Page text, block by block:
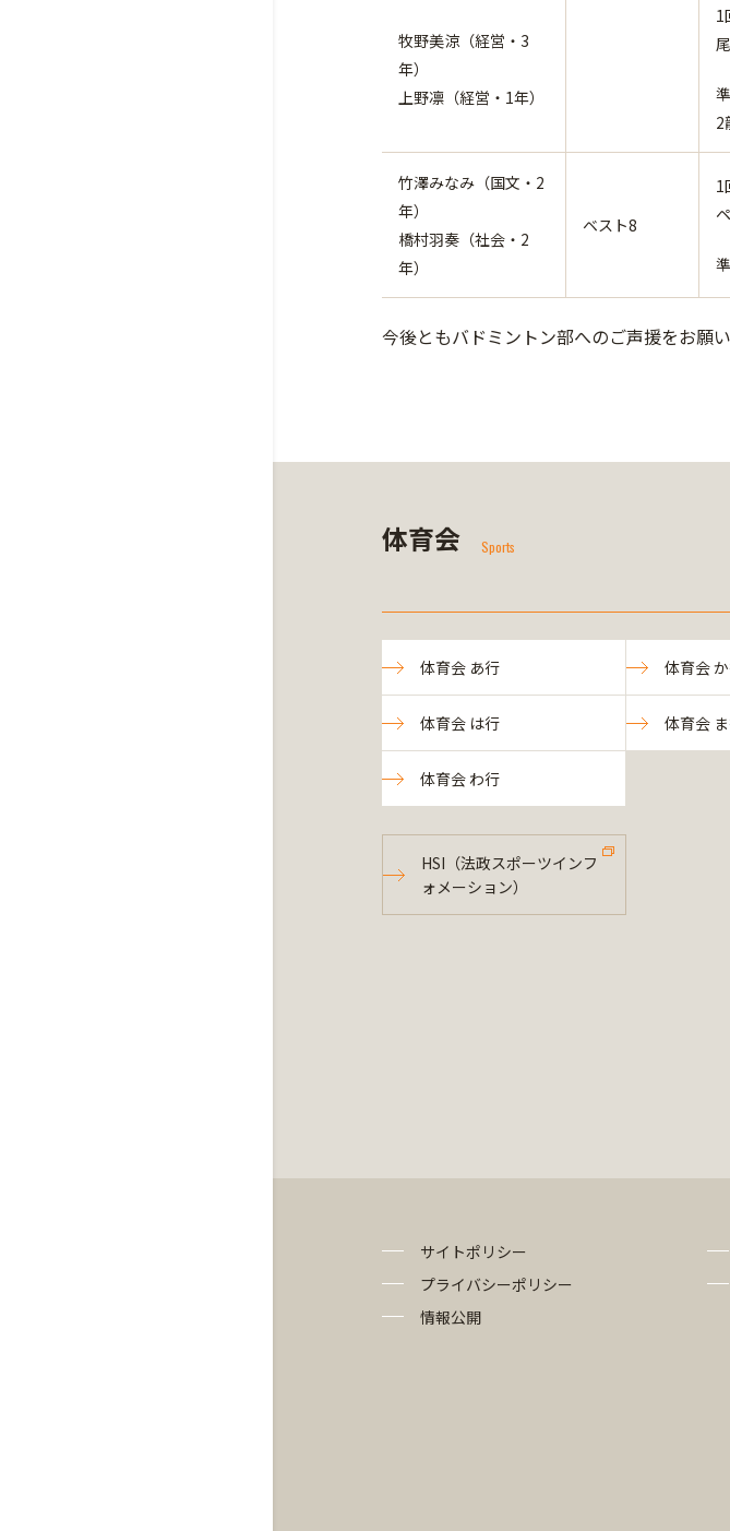
牧野美涼（経営・3
年）
上野凛（経営・1年）
1
2
竹澤みなみ（国文・2
年）
橋村羽奏（社会・2
年）
ベスト8
1
今後ともバドミントン部へのご声援をお願い
体育会 Sports
体育会 あ行 体育会
体育会 は行 体育会
体育会 わ行
HSI（法政スポーツインフ
ォメーション）
サイトポリシー
プライバシーポリシー
情報公開